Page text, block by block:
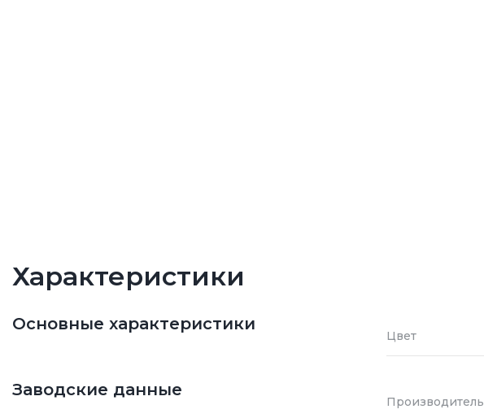
Характеристики
Основные характеристики
Цвет
Заводские данные
Производитель